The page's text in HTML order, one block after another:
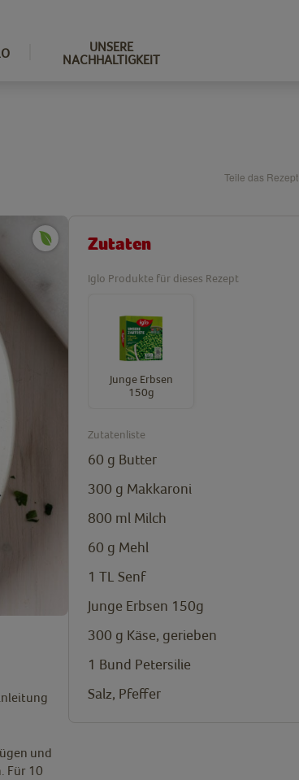
UNSERE
NACHHALTIGKEIT
Teile das Rezept
und
Für 10
Zutaten
Iglo Produkte für dieses Rezept
Junge Erbsen
150g
Zutatenliste
60 g Butter
300 g Makkaroni
800 ml Milch
60 g Mehl
1 TL Senf
Junge Erbsen 150g
300 g Käse, gerieben
1 Bund Petersilie
Salz, Pfeffer